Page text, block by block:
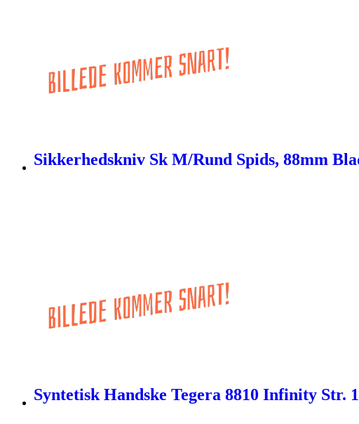
Sikkerhedskniv Sk M/Rund Spids, 88mm
Syntetisk Handske Tegera 8810 Infinity Str.